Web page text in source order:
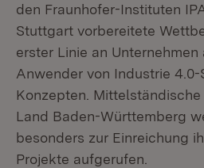
den Fraunhofer-Instituten
Stuttgart vorbereitete
erster Linie an
Anwender von Industrie 4.0-
Konzepten. Mittelständische
Land Baden-Württemberg
besonders zur Einreichung
Projekte aufgerufen.